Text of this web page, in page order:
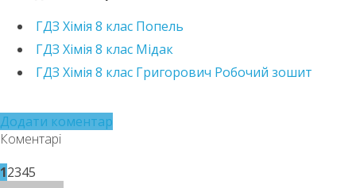
klas-hryhorovych-
2021&pageLayout=singlePage&u=kreidaros
ГДЗ Хімія 8 клас Попель
ГДЗ Хімія 8 клас Мідак
ГДЗ Хімія 8 клас Григорович Робочий зошит
Додати коментар
Коментарі
12345